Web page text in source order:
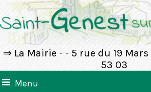
⇒ La Mairie - - 5 rue du 19 Mars
53 03
Menu